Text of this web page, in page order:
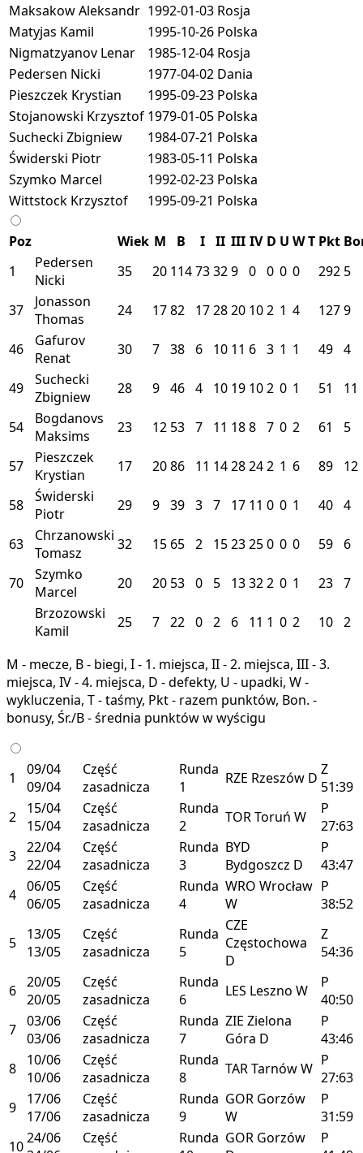
Maksakow Aleksandr 1992-01-03 Rosja
Matyjas Kamil
1995-10-26 Polska
Nigmatzyanov Lenar
1985-12-04 Rosja
Pedersen Nicki
1977-04-02 Dania
Pieszczek Krystian
1995-09-23 Polska
Stojanowski Krzysztof 1979-01-05 Polska
Suchecki Zbigniew
1984-07-21 Polska
Świderski Piotr
1983-05-11 Polska
Szymko Marcel
1992-02-23 Polska
Wittstock Krzysztof
1995-09-21 Polska
Poz Wiek M B I II III IV D U WT Pkt
1
Pedersen
Nicki
35 20 11473329 0 0 0 0 292 5
37
Jonasson
Thomas
24 1782 172820 102 1 4 1279
46
Gafurov
Renat
30 7 38 6 10 11 6 3 1 1 49 4
49
Suchecki
Zbigniew
28 9 46 4 10 19 102 0 1 51 11
54
Bogdanovs
Maksims
23 12 53 7 11 188 7 0 2 61 5
57
Pieszczek
Krystian
17 2086 11 1428242 1 6 89 12
58
Świderski
Piotr
29 9 39 3 7 17 11 0 0 1 40 4
63
Chrzanowski
Tomasz
32 15 65 2 1523250 0 0 59 6
70
Szymko
Marcel
20 20 53 0 5 13322 0 1 23 7
Brzozowski
Kamil
25 7 22 0 2 6 11 1 0 2 10 2
M - mecze, B - biegi, I - 1. miejsca, II - 2. miejsca, III - 3.
miejsca, IV - 4. miejsca, D - defekty, U - upadki, W -
wykluczenia, T - taśmy, Pkt - razem punktów, Bon. -
bonusy, Śr./B - średnia punktów w wyścigu
1
09/04
09/04
Część
zasadnicza
Runda
1
RZE Rzeszów D Z
51:39
2
15/04
15/04
Część
zasadnicza
Runda
2
TORToruń W
P
27:63
3 22/04
22/04
Część
zasadnicza
Runda
3
BYD
Bydgoszcz D
P
43:47
4 06/05
06/05
Część
zasadnicza
Runda
4
WRO Wrocław
W
P
38:52
5
13/05
13/05
Część
zasadnicza
Runda
5
CZE
Częstochowa
D
Z
54:36
6 20/05
20/05
Część
zasadnicza
Runda
6
LES Leszno W
P
40:50
7 03/06
03/06
Część
zasadnicza
Runda
7
ZIE Zielona
Góra D
P
43:46
8
10/06
10/06
Część
zasadnicza
Runda
8
TARTarnówW P
27:63
9
17/06
17/06
Część
zasadnicza
Runda
9
GOR Gorzów
W
P
31:59
1024/06
Część
Runda GOR Gorzów
P